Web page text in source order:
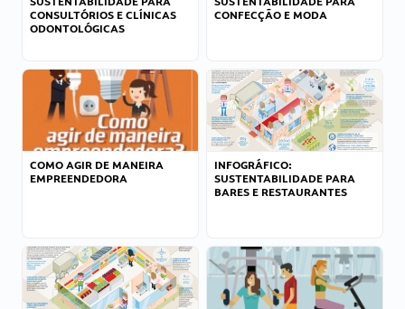
CONSULTÓRIOS E CLÍNICAS
ODONTOLÓGICAS
CONFECÇÃO E MODA
COMO AGIR DE MANEIRA
EMPREENDEDORA
INFOGRÁFICO:
SUSTENTABILIDADE PARA
BARES E RESTAURANTES